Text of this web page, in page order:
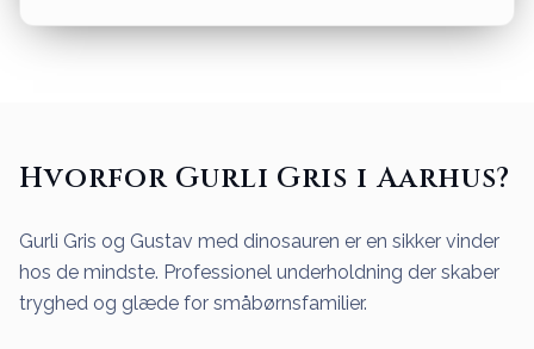
Hvorfor Gurli Gris i Aarhus?
Gurli Gris og Gustav med dinosauren er en sikker vinder
hos de mindste. Professionel underholdning der skaber
tryghed og glæde for småbørnsfamilier.